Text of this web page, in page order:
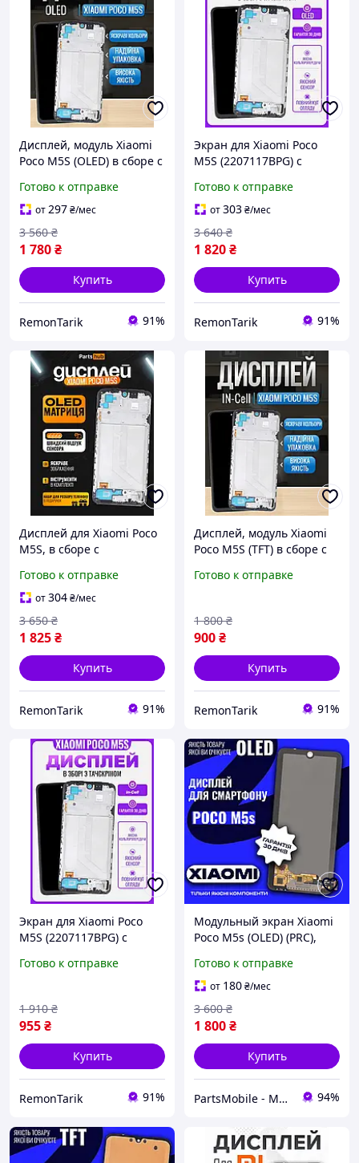
Дисплей, модуль Xiaomi
Poco M5S (OLED) в сборе с
премиум Ксиоми Поко
М5С
Готово к отправке
от297₴/мес
1 780₴
3 560 ₴
Купить
RemonTarik 91%
Экран для Xiaomi Poco
M5S (2207117BPG) с
(OLED) + клей герметик
Готово к отправке
от303₴/мес
1 820₴
3 640 ₴
Купить
RemonTarik 91%
Дисплей для Xiaomi Poco
M5S, в сборе с
корпусе, OLED + набор
инструментов
Готово к отправке
от304₴/мес
1 825₴
3 650 ₴
Купить
RemonTarik 91%
Дисплей, модуль Xiaomi
Poco M5S (TFT) в сборе с
премиум Ксиоми Поко
Готово к отправке
900₴
1 800 ₴
Купить
RemonTarik 91%
Экран для Xiaomi Poco
M5S (2207117BPG) с
+ клей герметик
Готово к отправке
955₴
1 910 ₴
Купить
RemonTarik 91%
Модульный экран Xiaomi
Poco M5s (OLED) (PRC),
М5с
Готово к отправке
от 180₴/мес
1 800₴
3 600 ₴
Купить
PartsMobile - Магазин запчастин (телефони, планшети, ноутбуки) 94%